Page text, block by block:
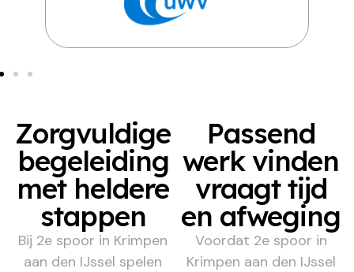
Zorgvuldige
begeleiding
met heldere
stappen
Bij 2e spoor in Krimpen
aan den IJssel spelen
Passend
werk vinden
vraagt tijd
en afweging
Voordat 2e spoor in
Krimpen aan den IJssel